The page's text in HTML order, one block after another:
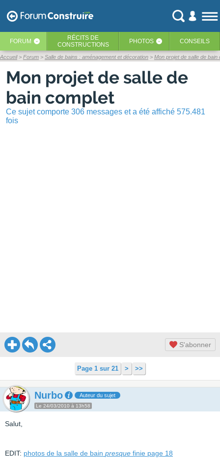
FORUM ‹ RÉCITS DE
CONSTRUCTIONS
PHOTOS ‹ CONSEILS
Accueil Forum Salle de bains : aménagement et décoration Mon projet de salle de bain
Mon projet de salle de
bain complet
Ce sujet comporte 306 messages et a été affiché 575.481
fois
S'abonner
Page 1 sur 21 > >>
Nurbo Auteur du sujet
Le 24/03/2010 à 13h58
Salut,
EDIT: photos de la salle de bain presque finie page 18